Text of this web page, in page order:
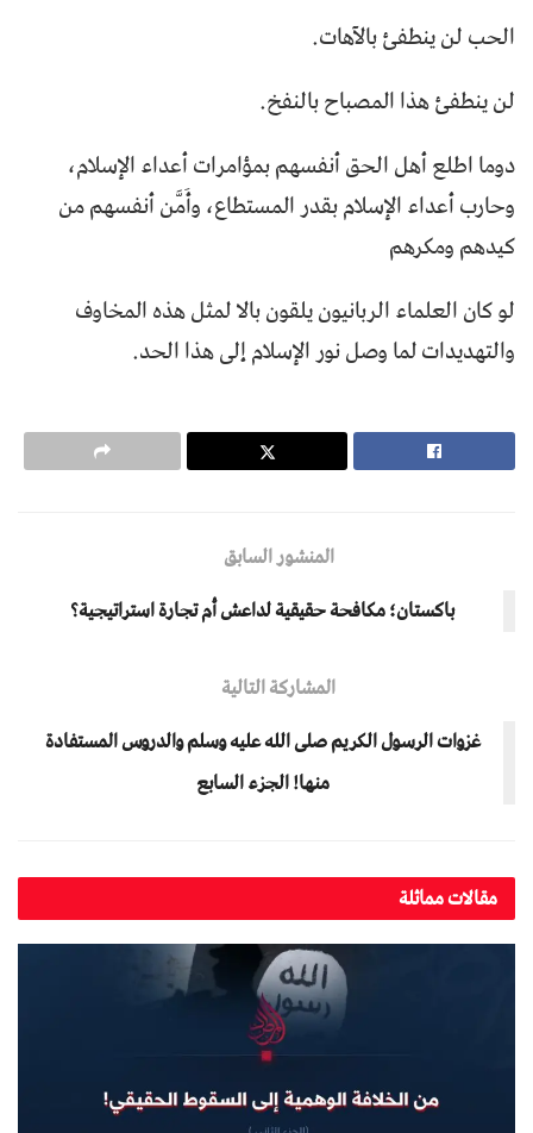
الحب لن ينطفئ بالآهات.
لن ينطفئ هذا المصباح بالنفخ.
دوما اطلع أهل الحق أنفسهم بمؤامرات أعداء الإسلام،
وحارب أعداء الإسلام بقدر المستطاع، وأَمَّن أنفسهم من
كيدهم ومكرهم
لو كان العلماء الربانيون يلقون بالا لمثل هذه المخاوف
والتهديدات لما وصل نور الإسلام إلى هذا الحد.
المنشور السابق
باكستان؛ مكافحة حقيقية لداعش أم تجارة استراتيجية؟
المشاركة التالية
غزوات الرسول الكريم صلى الله عليه وسلم والدروس المستفادة
منها! الجزء السابع
مقالات مماثلة